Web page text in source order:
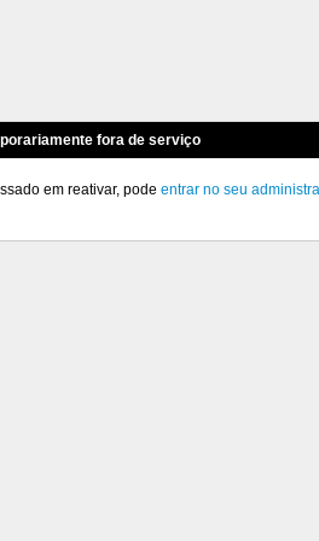
fora de serviço
em reativar, pode entrar no seu